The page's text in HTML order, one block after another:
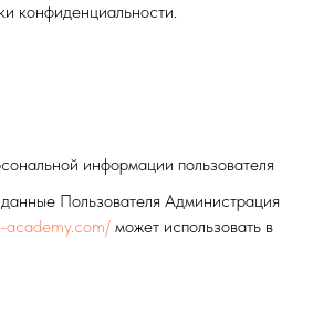
конфиденциальности.
информации пользователя
Пользователя Администрация
academy.com/ может использовать в